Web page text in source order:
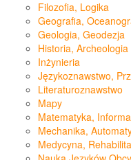
Filozofia, Logika
Geografia,
Geologia, Geodezja
Historia, Archeologia
Inżynieria
Językoznawstwo,
Literaturoznawstwo
Mapy
Matematyka,
Mechanika,
Medycyna,